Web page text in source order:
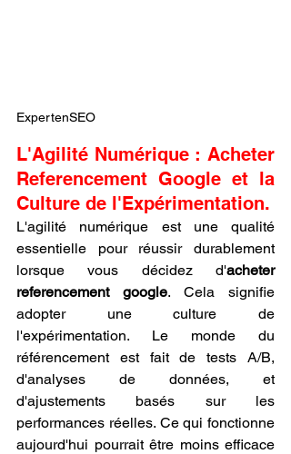
ExpertenSEO
L'Agilité Numérique : Acheter
Referencement Google et la
Culture de l'Expérimentation.
L'agilité numérique est une qualité
essentielle pour réussir durablement
lorsque vous décidez d'acheter
referencement google. Cela signifie
adopter une culture de
l'expérimentation. Le monde du
référencement est fait de tests A/B,
d'analyses de données, et
d'ajustements basés sur les
performances réelles. Ce qui fonctionne
aujourd'hui pourrait être moins efficace